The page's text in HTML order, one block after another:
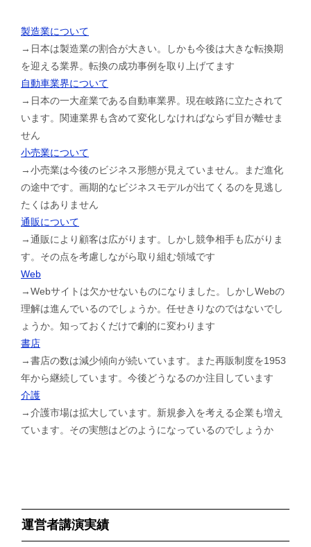
製造業について
→日本は製造業の割合が大きい。しかも今後は大きな転換期
を迎える業界。転換の成功事例を取り上げてます
自動車業界について
→日本の一大産業である自動車業界。現在岐路に立たされて
います。関連業界も含めて変化しなければならず目が離せま
せん
小売業について
→小売業は今後のビジネス形態が見えていません。まだ進化
の途中です。画期的なビジネスモデルが出てくるのを見逃し
たくはありません
通販について
→通販により顧客は広がります。しかし競争相手も広がりま
す。その点を考慮しながら取り組む領域です
Web
→Webサイトは欠かせないものになりました。しかしWebの
理解は進んでいるのでしょうか。任せきりなのではないでし
ょうか。知っておくだけで劇的に変わります
書店
→書店の数は減少傾向が続いています。また再販制度を1953
年から継続しています。今後どうなるのか注目しています
介護
→介護市場は拡大しています。新規参入を考える企業も増え
ています。その実態はどのようになっているのでしょうか
運営者講演実績